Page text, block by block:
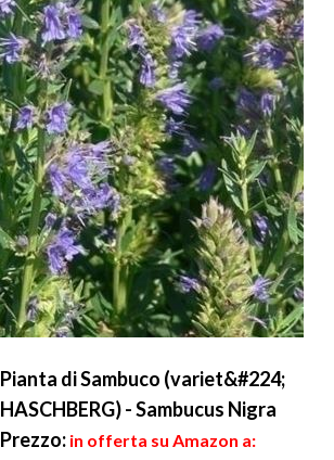
Pianta di Sambuco (variet&#224;
HASCHBERG) - Sambucus Nigra
Prezzo: in offerta su Amazon a: